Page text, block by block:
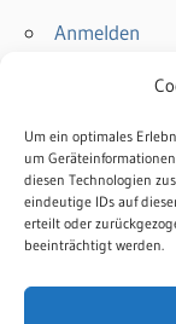
Um ein optimales
um
diesen Technologien
eindeutige IDs auf
erteilt oder
beeinträchtigt werden.
Anmelden
WordPress.org
Kontakt
Impressum